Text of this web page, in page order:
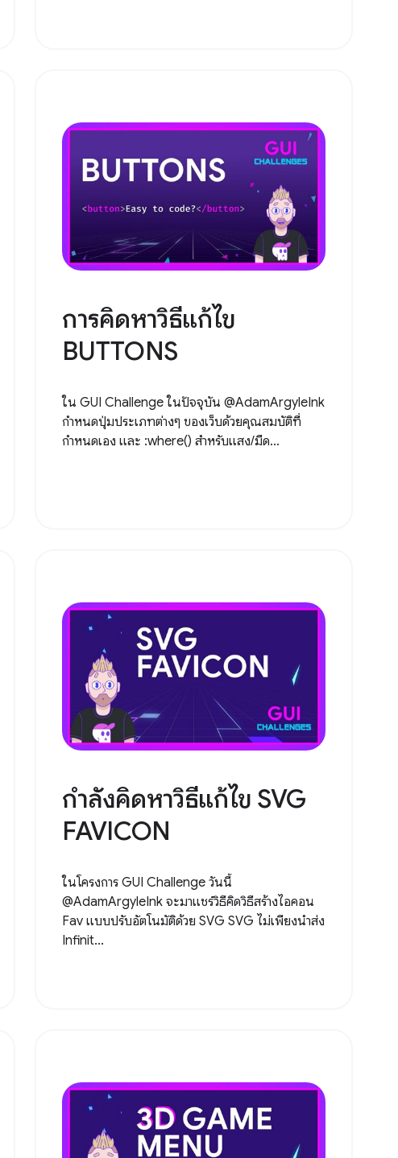
การคิดหาวิธีแก้ไข
BUTTONS
ใน GUI Challenge ในปัจจุบัน @AdamArgyleInk
กำหนดปุ่มประเภทต่างๆ ของเว็บด้วยคุณสมบัติที่
กำหนดเอง และ :where() สำหรับแสง/มืด...
กำลังคิดหาวิธีแก้ไข SVG
FAVICON
ในโครงการ GUI Challenge วันนี้
@AdamArgyleInk จะมาแชร์วิธีคิดวิธีสร้างไอคอน
Fav แบบปรับอัตโนมัติด้วย SVG SVG ไม่เพียงนำส่ง
Infinit...